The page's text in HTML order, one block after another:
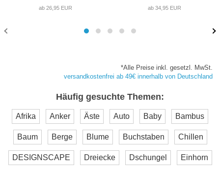
ab 26,95 EUR
ab 34,95 EUR
*Alle Preise inkl. gesetzl. MwSt.
versandkostenfrei ab 49€ innerhalb von Deutschland
Häufig gesuchte Themen:
Afrika Anker Äste Auto Baby Bambus
Baum Berge Blume Buchstaben Chillen
DESIGNSCAPE Dreiecke Dschungel Einhorn